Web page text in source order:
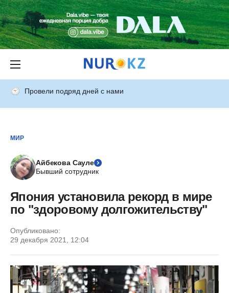
Провели подряд дней с нами
МИР
Айбекова Сауле
Бывший сотрудник
Япония установила рекорд в мире
по "здоровому долгожительству"
Опубликовано:
29 декабря 2021, 12:04